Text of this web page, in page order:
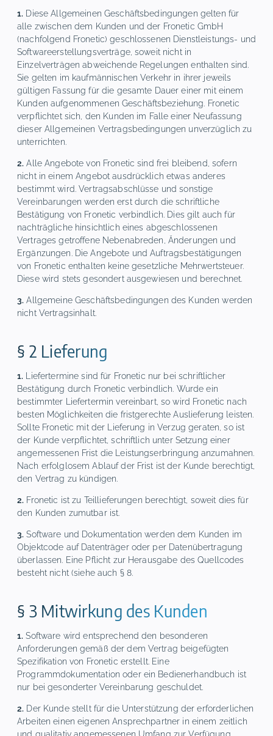
1. Diese Allgemeinen Geschäftsbedingungen gelten für
alle zwischen dem Kunden und der Fronetic GmbH
(nachfolgend Fronetic) geschlossenen Dienstleistungs- und
Softwareerstellungsverträge, soweit nicht in
Einzelverträgen abweichende Regelungen enthalten sind.
Sie gelten im kaufmännischen Verkehr in ihrer jeweils
gültigen Fassung für die gesamte Dauer einer mit einem
Kunden aufgenommenen Geschäftsbeziehung. Fronetic
verpflichtet sich, den Kunden im Falle einer Neufassung
dieser Allgemeinen Vertragsbedingungen unverzüglich zu
unterrichten.
2. Alle Angebote von Fronetic sind frei bleibend, sofern
nicht in einem Angebot ausdrücklich etwas anderes
bestimmt wird. Vertragsabschlüsse und sonstige
Vereinbarungen werden erst durch die schriftliche
Bestätigung von Fronetic verbindlich. Dies gilt auch für
nachträgliche hinsichtlich eines abgeschlossenen
Vertrages getroffene Nebenabreden, Änderungen und
Ergänzungen. Die Angebote und Auftragsbestätigungen
von Fronetic enthalten keine gesetzliche Mehrwertsteuer.
Diese wird stets gesondert ausgewiesen und berechnet.
3. Allgemeine Geschäftsbedingungen des Kunden werden
nicht Vertragsinhalt.
§ 2 Lieferung
1. Liefertermine sind für Fronetic nur bei schriftlicher
Bestätigung durch Fronetic verbindlich. Wurde ein
bestimmter Liefertermin vereinbart, so wird Fronetic nach
besten Möglichkeiten die fristgerechte Auslieferung leisten.
Sollte Fronetic mit der Lieferung in Verzug geraten, so ist
der Kunde verpflichtet, schriftlich unter Setzung einer
angemessenen Frist die Leistungserbringung anzumahnen.
Nach erfolglosem Ablauf der Frist ist der Kunde berechtigt,
den Vertrag zu kündigen.
2. Fronetic ist zu Teillieferungen berechtigt, soweit dies für
den Kunden zumutbar ist.
3. Software und Dokumentation werden dem Kunden im
Objektcode auf Datenträger oder per Datenübertragung
überlassen. Eine Pflicht zur Herausgabe des Quellcodes
besteht nicht (siehe auch § 8.
§ 3 Mitwirkung des Kunden
1. Software wird entsprechend den besonderen
Anforderungen gemäß der dem Vertrag beigefügten
Spezifikation von Fronetic erstellt. Eine
Programmdokumentation oder ein Bedienerhandbuch ist
nur bei gesonderter Vereinbarung geschuldet.
2. Der Kunde stellt für die Unterstützung der erforderlichen
Arbeiten einen eigenen Ansprechpartner in einem zeitlich
und qualitativ angemessenen Umfang zur Verfügung.